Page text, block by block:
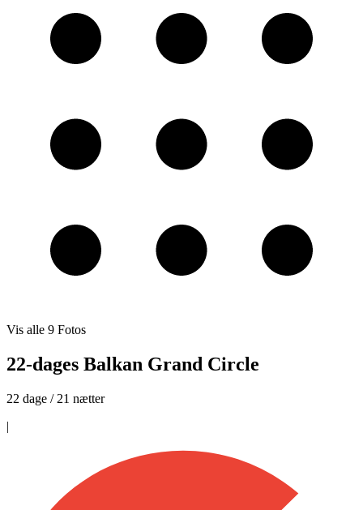
Vis alle 9 Fotos
22-dages Balkan Grand Circle
22 dage / 21 nætter
|